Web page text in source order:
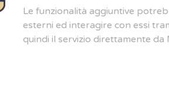
Le funzionalità aggiuntive
esterni ed interagire con essi
quindi il servizio direttamente da